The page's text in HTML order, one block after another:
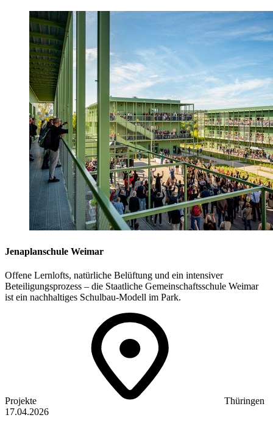
Jenaplanschule Weimar
Offene Lernlofts, natürliche Belüftung und ein intensiver
Beteiligungsprozess – die Staatliche Gemeinschaftsschule Weimar
ist ein nachhaltiges Schulbau-Modell im Park.
Projekte
Thüringen
17.04.2026